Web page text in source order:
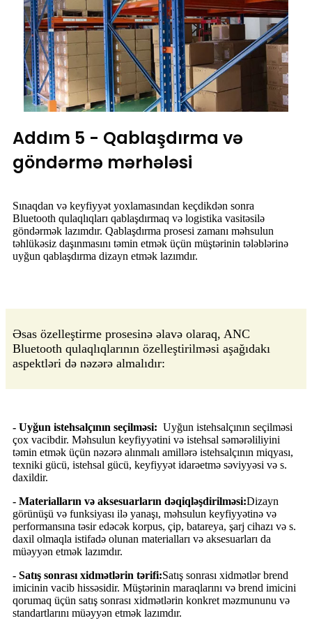
Addım 5 - Qablaşdırma və
göndərmə mərhələsi
Sınaqdan və keyfiyyət yoxlamasından keçdikdən sonra
Bluetooth qulaqlıqları qablaşdırmaq və logistika vasitəsilə
göndərmək lazımdır. Qablaşdırma prosesi zamanı məhsulun
təhlükəsiz daşınmasını təmin etmək üçün müştərinin tələblərinə
uyğun qablaşdırma dizayn etmək lazımdır.
Əsas özelleştirme prosesinə əlavə olaraq, ANC
Bluetooth qulaqlıqlarının özelleştirilməsi aşağıdakı
aspektləri də nəzərə almalıdır:
- Uyğun istehsalçının seçilməsi: Uyğun istehsalçının seçilməsi
çox vacibdir. Məhsulun keyfiyyətini və istehsal səmərəliliyini
təmin etmək üçün nəzərə alınmalı amillərə istehsalçının miqyası,
texniki gücü, istehsal gücü, keyfiyyət idarəetmə səviyyəsi və s.
daxildir.
- Materialların və aksesuarların dəqiqləşdirilməsi:Dizayn
görünüşü və funksiyası ilə yanaşı, məhsulun keyfiyyətinə və
performansına təsir edəcək korpus, çip, batareya, şarj cihazı və s.
daxil olmaqla istifadə olunan materialları və aksesuarları da
müəyyən etmək lazımdır.
- Satış sonrası xidmətlərin tərifi:Satış sonrası xidmətlər brend
imicinin vacib hissəsidir. Müştərinin maraqlarını və brend imicini
qorumaq üçün satış sonrası xidmətlərin konkret məzmununu və
standartlarını müəyyən etmək lazımdır.